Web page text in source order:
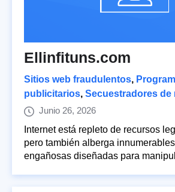
Ellinfituns.com
Sitios web fraudulentos,
publicitarios, Secuestradores de
Junio 26, 2026
Internet está repleto de recursos
pero también alberga
engañosas diseñadas para